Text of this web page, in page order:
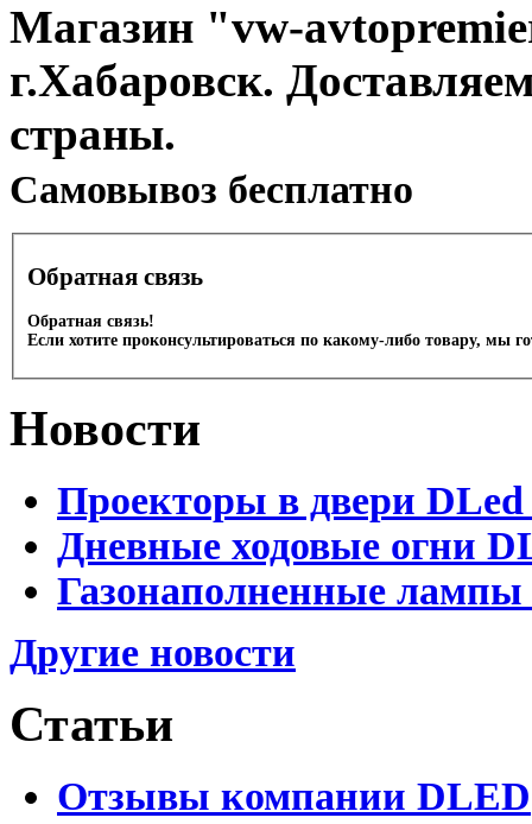
Магазин "vw-
г.Хабаровск.
страны.
Cамовывоз бесплатно
Обратная связь
Обратная связь!
Если хотите проконсультироваться по какому-либо товару, мы
Новости
Проекторы в двери DLed
Дневные ходовые огни
Газонаполненные
Другие новости
Статьи
Отзывы компании DLED